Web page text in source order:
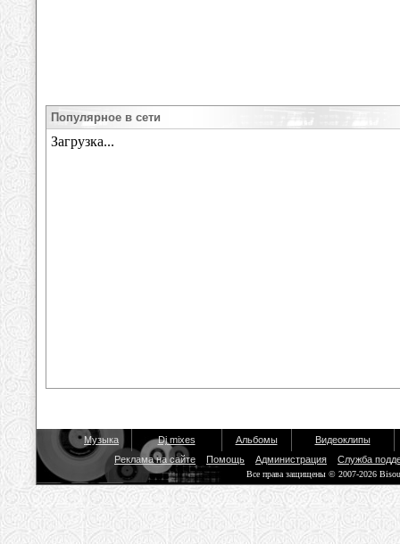
Популярное в сети
Музыка Dj mixes Альбомы
Видеоклипы
Реклама на сайте
Помощь Администрация Служба
Все права защищены © 2007-2026